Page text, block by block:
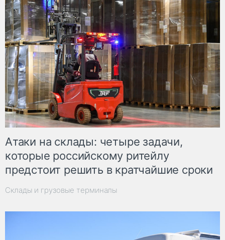
Атаки на склады: четыре задачи,
которые российскому ритейлу
предстоит решить в кратчайшие сроки
Склады и грузовые терминалы